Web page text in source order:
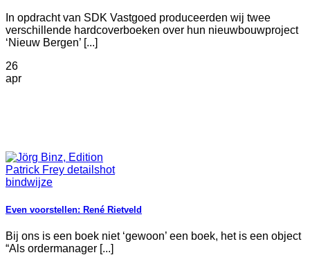
In opdracht van SDK Vastgoed produceerden wij twee
verschillende hardcoverboeken over hun nieuwbouwproject
‘Nieuw Bergen’ [...]
26
apr
Even voorstellen: René Rietveld
Bij ons is een boek niet ‘gewoon’ een boek, het is een object
“Als ordermanager [...]